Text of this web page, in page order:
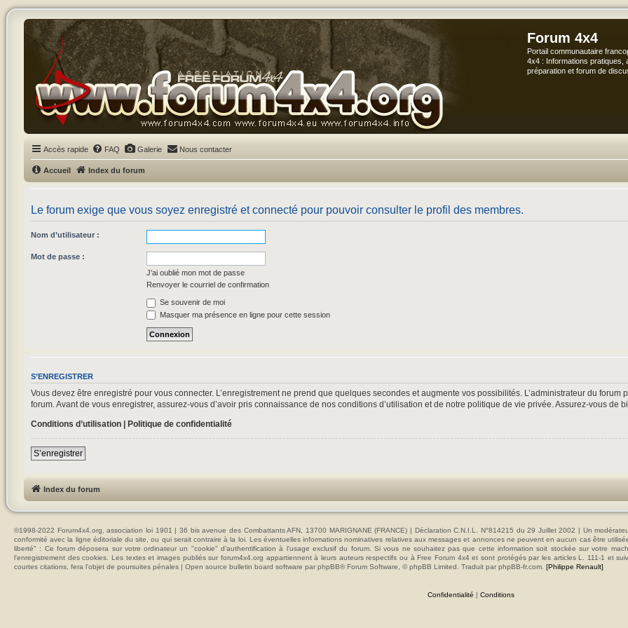
Forum 4x4
Portail communautaire
4x4 : Informations pratiques,
préparation et forum de
Accès rapide FAQ Galerie Nous contacter
Accueil Index du forum
Le forum exige que vous soyez enregistré et connecté pour pouvoir consulter le profil des membres.
Nom d’utilisateur :
Mot de passe :
J’ai oublié mon mot de passe
Renvoyer le courriel de confirmation
Se souvenir de moi
Masquer ma présence en ligne pour cette session
S’ENREGISTRER
Vous devez être enregistré pour vous connecter. L’enregistrement ne prend que quelques secondes et augmente vos possibilités. L’administrateur du
forum. Avant de vous enregistrer, assurez-vous d’avoir pris connaissance de nos conditions d’utilisation et de notre politique de vie privée. Assurez-vous de
Conditions d’utilisation| Politique de confidentialité
S’enregistrer
Index du forum
©1998-2022 Forum4x4.org, association loi 1901 | 36 bis avenue des Combattants AFN, 13700 MARIGNANE (FRANCE) | Déclaration C.N.I.L. N°814215 du 29 Juillet 2002 | Un
conformité avec la ligne éditoriale du site, ou qui serait contraire à la loi. Les éventuelles informations nominatives relatives aux messages et annonces ne peuvent en aucun cas être
liberté" : Ce forum déposera sur votre ordinateur un "cookie" d’authentification à l'usage exclusif du forum. Si vous ne souhaitez pas que cette information soit stockée sur votre
l'enregistrement des cookies. Les textes et images publiés sur forum4x4.org appartiennent à leurs auteurs respectifs ou à Free Forum 4x4 et sont protégés par les articles L. 111-1 et
courtes citations, fera l'objet de poursuites pénales | Open source bulletin board software par phpBB® Forum Software, © phpBB Limited. Traduit par phpBB-fr.com. [Philippe Renault]
Confidentialité | Conditions